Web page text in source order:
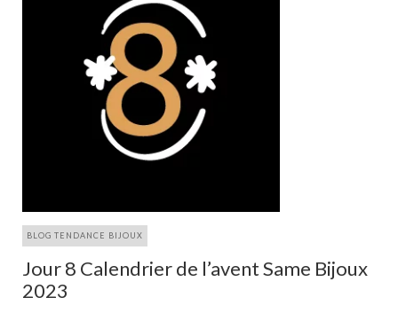
BLOG TENDANCE BIJOUX
Jour 8 Calendrier de l’avent Same Bijoux
2023